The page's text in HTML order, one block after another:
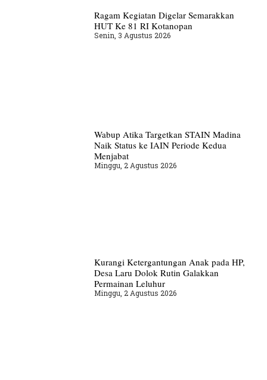
Ragam Kegiatan Digelar Semarakkan
HUT Ke 81 RI Kotanopan
Senin, 3 Agustus 2026
Wabup Atika Targetkan STAIN Madina
Naik Status ke IAIN Periode Kedua
Menjabat
Minggu, 2 Agustus 2026
Kurangi Ketergantungan Anak pada HP,
Desa Laru Dolok Rutin Galakkan
Permainan Leluhur
Minggu, 2 Agustus 2026